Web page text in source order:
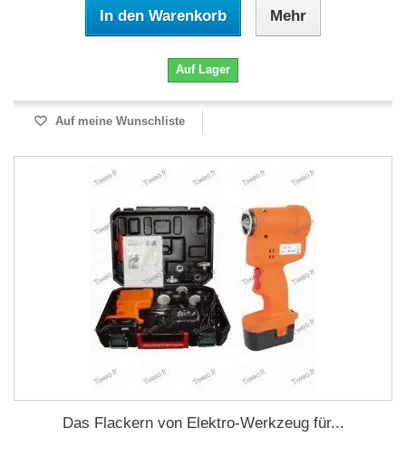
In den Warenkorb Mehr
Auf Lager
Auf meine Wunschliste
Das Flackern von Elektro-Werkzeug für...